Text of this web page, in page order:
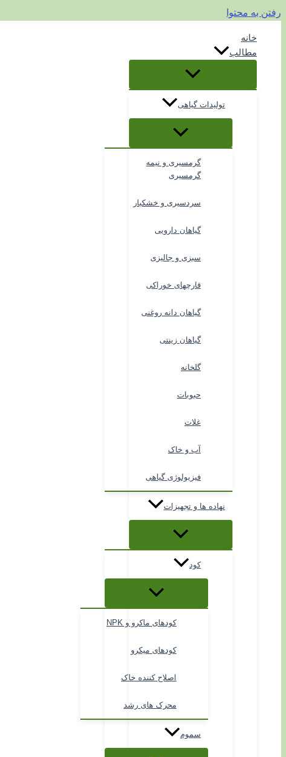
رفتن به محتوا
خانه
مطالب
تولیدات گیاهی
گرمسیری و نیمه
گرمسیری
سردسیری و خشکبار
گیاهان دارویی
سبزی و جالیزی
قارچهای خوراکی
گیاهان دانه روغنی
گیاهان زینتی
گلخانه
حبوبات
غلات
آب و خاک
فیزیولوژی گیاهی
نهاده ها و تجهیزات
کود
کودهای ماکرو و NPK
کودهای میکرو
اصلاح کننده خاک
محرک های رشد
سموم